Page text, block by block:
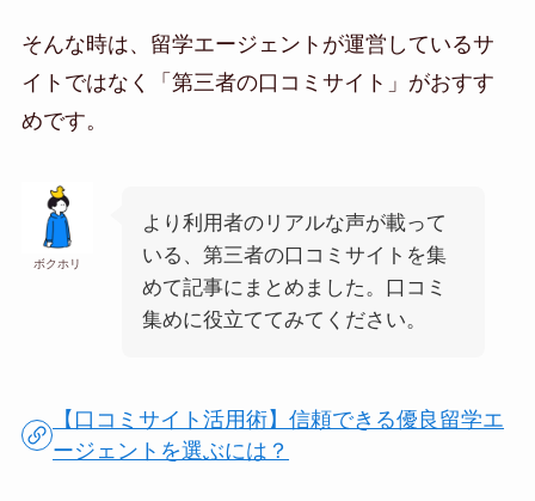
そんな時は、留学エージェントが運営しているサ
イトではなく「第三者の口コミサイト」がおすす
めです。
ボクホリ
より利用者のリアルな声が載って
いる、第三者の口コミサイトを集
めて記事にまとめました。口コミ
集めに役立ててみてください。
【口コミサイト活用術】信頼できる優良留学エ
ージェントを選ぶには？